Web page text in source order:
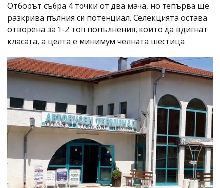
Отборът събра 4 точки от два мача, но тепърва ще
разкрива пълния си потенциал. Селекцията остава
отворена за 1-2 топ попълнения, които да вдигнат
класата, а целта е минимум челната шестица